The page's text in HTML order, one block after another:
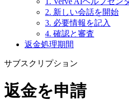
2. 新しい会話を開始
3. 必要情報を記入
4. 確認と審査
返金処理期間
サブスクリプション
返金を申請